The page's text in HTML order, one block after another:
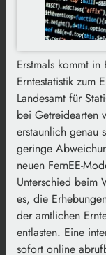
Erstmals kommt
Erntestatistik zum
Landesamt für
bei Getreidearten
erstaunlich genau
geringe
neuen FernEE-
Unterschied beim
es, die
der amtlichen
entlasten. Eine
sofort online